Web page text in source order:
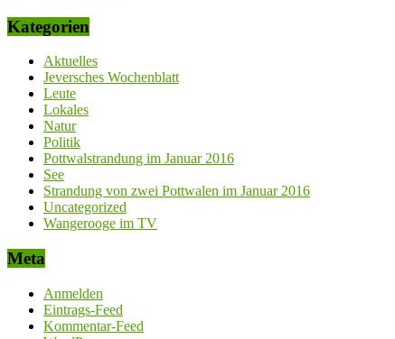
Kategorien
Aktuelles
Jeversches Wochenblatt
Leute
Lokales
Natur
Politik
Pottwalstrandung im Januar 2016
See
Strandung von zwei Pottwalen im Januar 2016
Uncategorized
Wangerooge im TV
Meta
Anmelden
Eintrags-Feed
Kommentar-Feed